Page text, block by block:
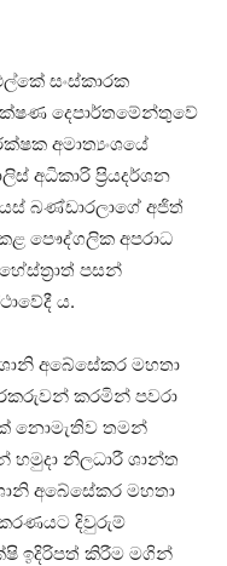
සංස්කාරක
දෙපාර්තමේන්තුවේ
අමාත්‍යංශයේ
අධිකාරි ප්‍රියදර්ශන
බණ්ඩාරලාගේ අජිත්
පෞද්ගලික අපරාධ
පසන්
ය.
අබේසේකර මහතා
කරමින් පවරා
නොමැතිව තමන්
නිලධාරී ශාන්ත
අබේසේකර මහතා
දිවුරුම්
ඉදිරිපත් කිරීම මගින්